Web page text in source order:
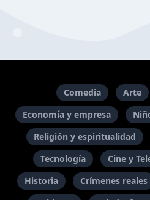
Comedia Arte
Economía y empresa
Religión y espiritualidad
Tecnología
Cine y
Historia
Crímenes reales